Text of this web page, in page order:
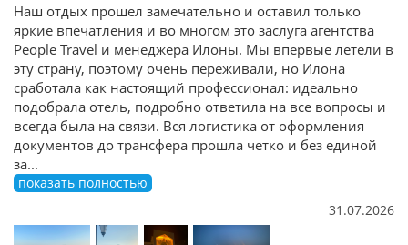
Наш отдых прошел замечательно и оставил только
яркие впечатления и во многом это заслуга агентства
People Travel и менеджера Илоны. Мы впервые летели в
эту страну, поэтому очень переживали, но Илона
сработала как настоящий профессионал: идеально
подобрала отель, подробно ответила на все вопросы и
всегда была на связи. Вся логистика от оформления
документов до трансфера прошла четко и без единой
за...
показать полностью
31.07.2026